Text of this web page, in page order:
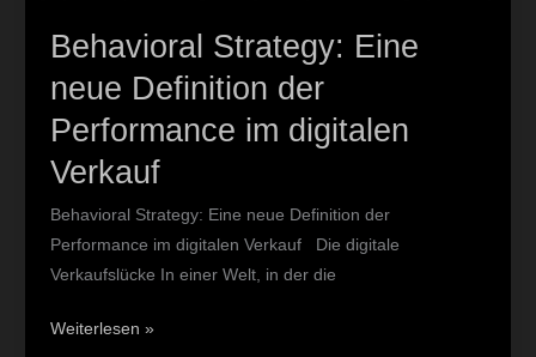
Behavioral Strategy: Eine
neue Definition der
Performance im digitalen
Verkauf
Behavioral Strategy: Eine neue Definition der
Performance im digitalen Verkauf Die digitale
Verkaufslücke In einer Welt, in der die
Weiterlesen »